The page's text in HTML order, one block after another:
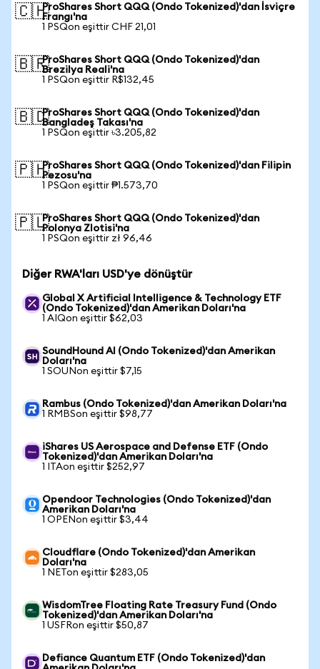
🇨🇭ProShares Short QQQ (Ondo Tokenized)'dan İsviçre
Frangı'na
1 PSQon eşittir CHF 21,01
🇧🇷ProShares Short QQQ (Ondo Tokenized)'dan
Brezilya Reali'na
1 PSQon eşittir R$132,45
🇧🇩ProShares Short QQQ (Ondo Tokenized)'dan
Bangladeş Takası'na
1 PSQon eşittir ৳3.205,82
🇵🇭ProShares Short QQQ (Ondo Tokenized)'dan Filipin
Pezosu'na
1 PSQon eşittir ₱1.573,70
🇵🇱ProShares Short QQQ (Ondo Tokenized)'dan
Polonya Zlotisi'na
1 PSQon eşittir zł 96,46
Diğer RWA'ları USD'ye dönüştür
Global X Artificial Intelligence & Technology ETF
(Ondo Tokenized)'dan Amerikan Doları'na
1 AIQon eşittir $62,03
SoundHound AI (Ondo Tokenized)'dan Amerikan
Doları'na
1 SOUNon eşittir $7,15
Rambus (Ondo Tokenized)'dan Amerikan Doları'na
1 RMBSon eşittir $98,77
iShares US Aerospace and Defense ETF (Ondo
Tokenized)'dan Amerikan Doları'na
1 ITAon eşittir $252,97
Opendoor Technologies (Ondo Tokenized)'dan
Amerikan Doları'na
1 OPENon eşittir $3,44
Cloudflare (Ondo Tokenized)'dan Amerikan
Doları'na
1 NETon eşittir $283,05
WisdomTree Floating Rate Treasury Fund (Ondo
Tokenized)'dan Amerikan Doları'na
1 USFRon eşittir $50,87
Defiance Quantum ETF (Ondo Tokenized)'dan